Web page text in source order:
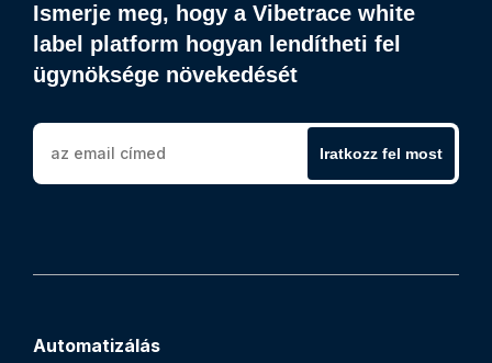
Ismerje meg, hogy a Vibetrace white
label platform hogyan lendítheti fel
ügynöksége növekedését
Iratkozz fel most
Automatizálás